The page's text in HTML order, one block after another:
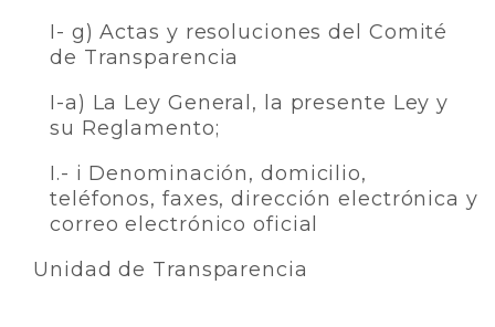
I- g) Actas y resoluciones del Comité
de Transparencia
I-a) La Ley General, la presente Ley y
su Reglamento;
I.- i Denominación, domicilio,
teléfonos, faxes, dirección electrónica y
correo electrónico oficial
Unidad de Transparencia